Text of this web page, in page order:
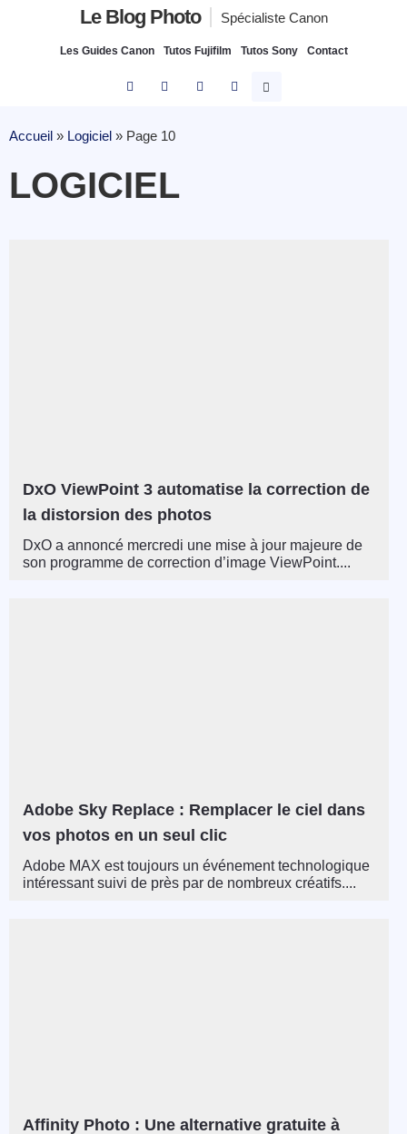
Le Blog Photo Spécialiste Canon
Les Guides Canon Tutos Fujifilm Tutos Sony Contact
Accueil » Logiciel » Page 10
LOGICIEL
DxO ViewPoint 3 automatise la correction de
la distorsion des photos
DxO a annoncé mercredi une mise à jour majeure de
son programme de correction d’image ViewPoint....
Adobe Sky Replace : Remplacer le ciel dans
vos photos en un seul clic
Adobe MAX est toujours un événement technologique
intéressant suivi de près par de nombreux créatifs....
Affinity Photo : Une alternative gratuite à